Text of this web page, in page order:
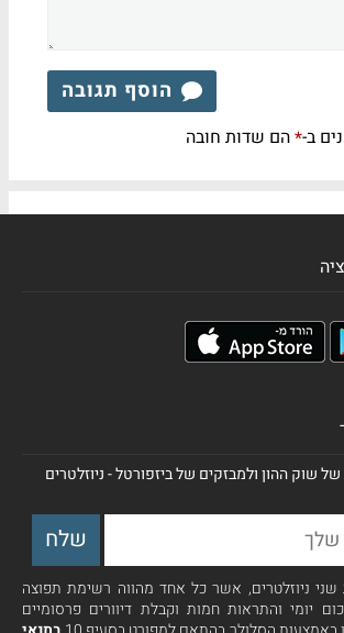
הוסף תגובה
ב-*הם שדות חובה
שוק ההון ולמבזקים של ביזפורטל - ניוזלטרים
ניוזלטרים, אשר כל אחד מהווה רשימת תפוצה
יומי והתראות חמות וקבלת דיוורים פרסומיים